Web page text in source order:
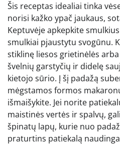
Šis receptas idealiai tinka
norisi kažko ypač jaukaus,
Keptuvėje apkepkite
smulkiai pjaustytu svogūnu.
stiklinę liesos grietinėlės
švelnių garstyčių ir didelę
kietojo sūrio. Į šį padažą
mėgstamos formos
išmaišykite. Jei norite
maistinės vertės ir spalvų,
špinatų lapų, kurie nuo
praturtins patiekalą